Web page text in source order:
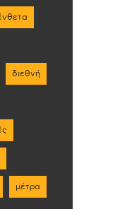
διεθνή
μέτρα